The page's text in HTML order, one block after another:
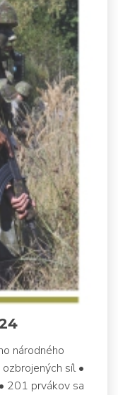
národného
síl •
201 prvákov sa